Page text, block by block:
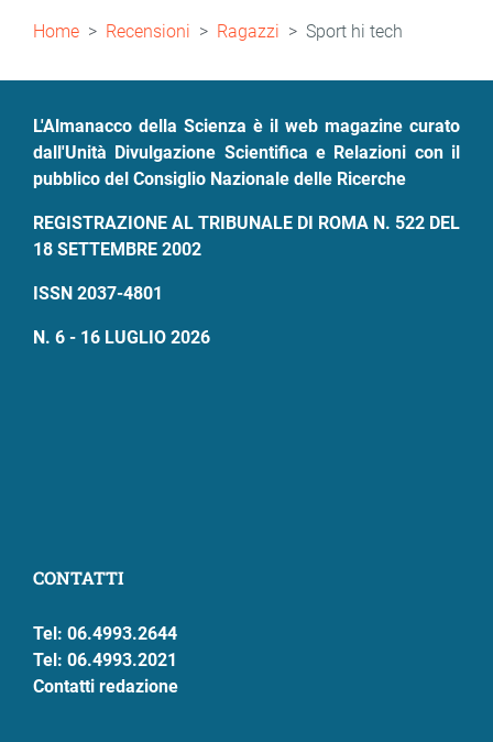
Briciole
Home Recensioni Ragazzi Sport hi tech
L'Almanacco della Scienza è il web magazine curato
dall'Unità Divulgazione Scientifica e Relazioni con il
pubblico del Consiglio Nazionale delle Ricerche
REGISTRAZIONE AL TRIBUNALE DI ROMA N. 522 DEL
18 SETTEMBRE 2002
ISSN 2037-4801
N. 6 - 16 LUGLIO 2026
CONTATTI
Tel: 06.4993.2644
Tel: 06.4993.2021
Contatti redazione